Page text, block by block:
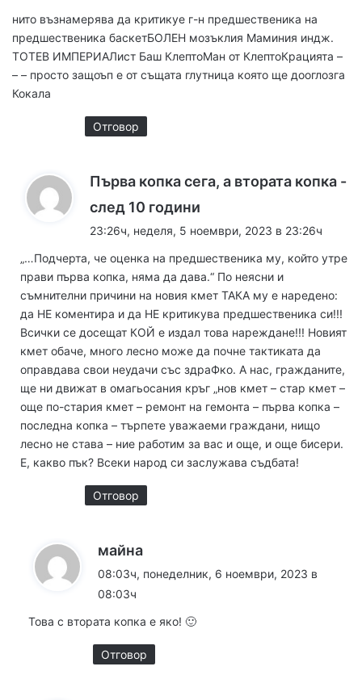
а
:
нито възнамерява да критикуе г-н предшественика на
предшественика баскетБОЛЕН мозъклия Маминия индж.
ТОТЕВ ИМПЕРИАЛист Баш КлептоМан от КлептоКрацията –
– – просто защоъп е от същата глутница която ще дооглозга
Кокала
Отговор
Първа копка сега, а втората копка -
след 10 години
а
:
23:26ч, неделя, 5 ноември, 2023 в 23:26ч
„…Подчерта, че оценка на предшественика му, който утре
прави първа копка, няма да дава.“ По неясни и
съмнителни причини на новия кмет ТАКА му е наредено:
да НЕ коментира и да НЕ критикува предшественика си!!!
Всички се досещат КОЙ е издал това нареждане!!! Новият
кмет обаче, много лесно може да почне тактиката да
оправдава свои неудачи със здраФко. А нас, гражданите,
ще ни движат в омагьосания кръг „нов кмет – стар кмет –
още по-стария кмет – ремонт на гемонта – първа копка –
последна копка – търпете уважаеми граждани, нищо
лесно не става – ние работим за вас и още, и още бисери.
Е, какво пък? Всеки народ си заслужава съдбата!
Отговор
майна
:
08:03ч, понеделник, 6 ноември, 2023 в
08:03ч
Това с втората копка е яко! 🙂
Отговор